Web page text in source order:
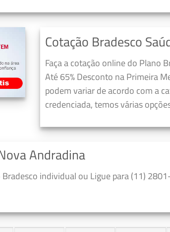
Cotação Bradesco
Faça a cotação online do Plano
Até 65% Desconto na Primeira
podem variar de acordo com a
credenciada, temos várias
Andradina
individual ou Ligue para (11)